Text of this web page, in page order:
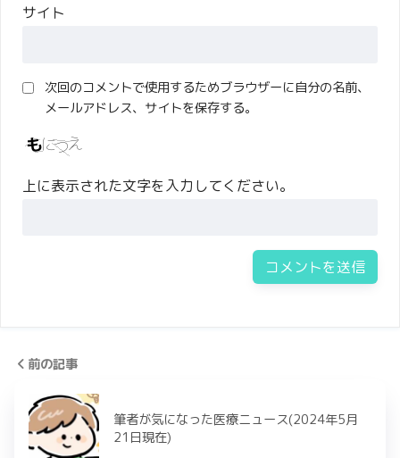
サイト
次回のコメントで使用するためブラウザーに自分の名前、
メールアドレス、サイトを保存する。
上に表示された文字を入力してください。
前の記事
筆者が気になった医療ニュース(2024年5月
21日現在)